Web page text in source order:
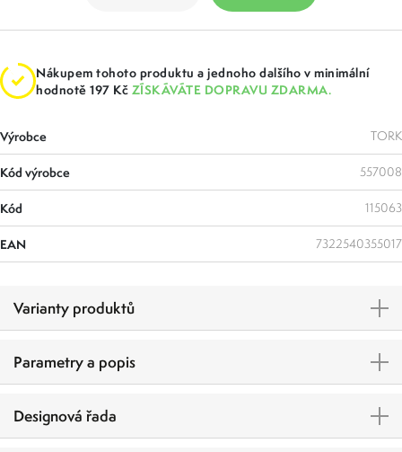
Nákupem tohoto produktu a jednoho dalšího v minimální
hodnotě 197 Kč ZÍSKÁVÁTE DOPRAVU ZDARMA.
Výrobce TORK
Kód výrobce 557008
Kód 115063
EAN 7322540355017
Varianty produktů
Parametry a popis
Designová řada